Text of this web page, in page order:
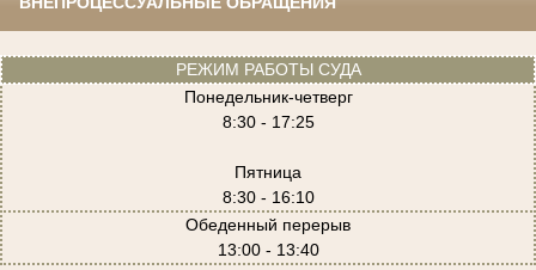
РЕЖИМ РАБОТЫ СУДА
Понедельник-четверг
8:30 - 17:25
Пятница
8:30 - 16:10
Обеденный перерыв
13:00 - 13:40